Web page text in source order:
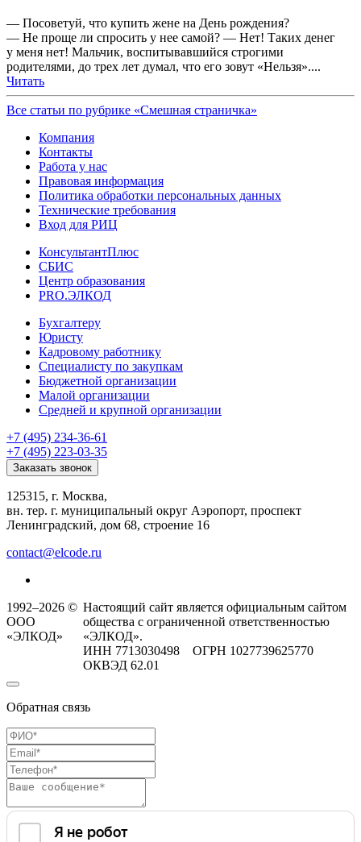
— Посоветуй, что купить жене на День рождения?
— Не проще ли спросить у нее самой? — Нет! Таких денег
у меня нет! Мальчик, воспитывавшийся строгими
родителями, до трех лет думал, что его зoвут «Нельзя»....
Читать
Все статьи по рубрике «Смешная страничка»
Компания
Контакты
Работа у нас
Правовая информация
Политика обработки персональных данных
Технические требования
Вход для РИЦ
КонсультантПлюс
СБИС
Центр образования
PRO.ЭЛКОД
Бухгалтеру
Юристу
Кадровому работнику
Специалисту по закупкам
Бюджетной организации
Малой организации
Средней и крупной организации
+7 (495) 234-36-61
+7 (495) 223-03-35
Заказать звонок
125315, г. Москва,
вн. тер. г. муниципальный округ Аэропорт, проспект
Ленинградский, дом 68, строение 16
contact@elcode.ru
1992–2026 ©
ООО
«ЭЛКОД»
Настоящий сайт является официальным сайтом
общества с ограниченной ответственностью
«ЭЛКОД».
ИНН 7713030498 ОГРН 1027739625770
ОКВЭД 62.01
Обратная связь